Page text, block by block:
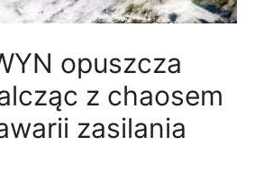
opuszcza
z chaosem
zasilania